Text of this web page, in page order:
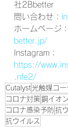
社2Bbetter
問い合わせ：
ホームページ：
better.jp/
Instagram：
https://
.nfe2/
Cutalyst 光触媒コ
コロナ対策 銅イオン
コロナ感染予防 抗
抗ウイルス